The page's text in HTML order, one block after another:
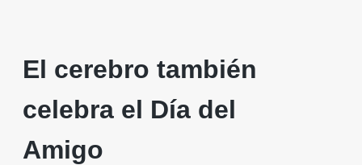
El cerebro también
celebra el Día del
Amigo